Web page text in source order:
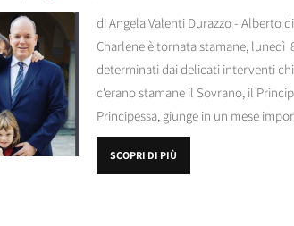
di Angela Valenti Durazzo - Alberto
Charlene è tornata stamane, lunedì
determinati dai delicati interventi
c'erano stamane il Sovrano, il
Principessa, giunge in un mese
SCOPRI DI PIÙ